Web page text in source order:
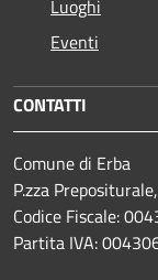
Luoghi
Eventi
CONTATTI
Comune di Erba
P.zza
Codice Fiscale:
Partita IVA: